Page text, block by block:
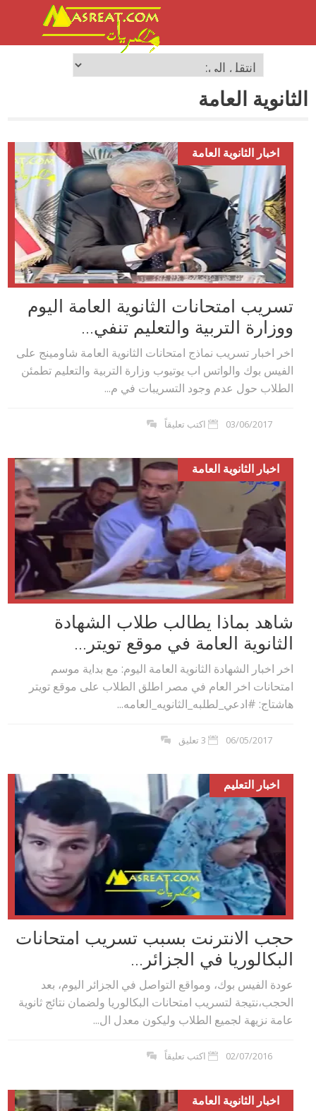
الثانوية العامة
اخبار الثانوية العامة
تسريب امتحانات الثانوية العامة اليوم
ووزارة التربية والتعليم تنفي...
اخر اخبار تسريب نماذج امتحانات الثانوية العامة شاومينج على
الفيس بوك والواتس اب يوتيوب وزارة التربية والتعليم تطمئن
الطلاب حول عدم وجود التسريبات في م...
03/06/2017 اكتب تعليقاً
اخبار الثانوية العامة
شاهد بماذا يطالب طلاب الشهادة
الثانوية العامة في موقع تويتر...
اخر اخبار الشهادة الثانوية العامة اليوم: مع بداية موسم
امتحانات اخر العام في مصر اطلق الطلاب على موقع تويتر
هاشتاج: #ادعي_لطلبه_الثانويه_العامه...
06/05/2017 3 تعليق
اخبار التعليم
حجب الانترنت بسبب تسريب امتحانات
البكالوريا في الجزائر...
عودة الفيس بوك، ومواقع التواصل في الجزائر اليوم، بعد
الحجب،نتيجة لتسريب امتحانات البكالوريا ولضمان نتائج ثانوية
عامة نزيهة لجميع الطلاب وليكون معدل ال...
02/07/2016 اكتب تعليقاً
اخبار الثانوية العامة